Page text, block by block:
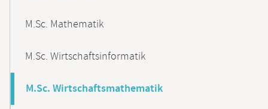
M.Sc. Mathematik
M.Sc. Wirtschaftsinformatik
M.Sc. Wirtschaftsmathematik